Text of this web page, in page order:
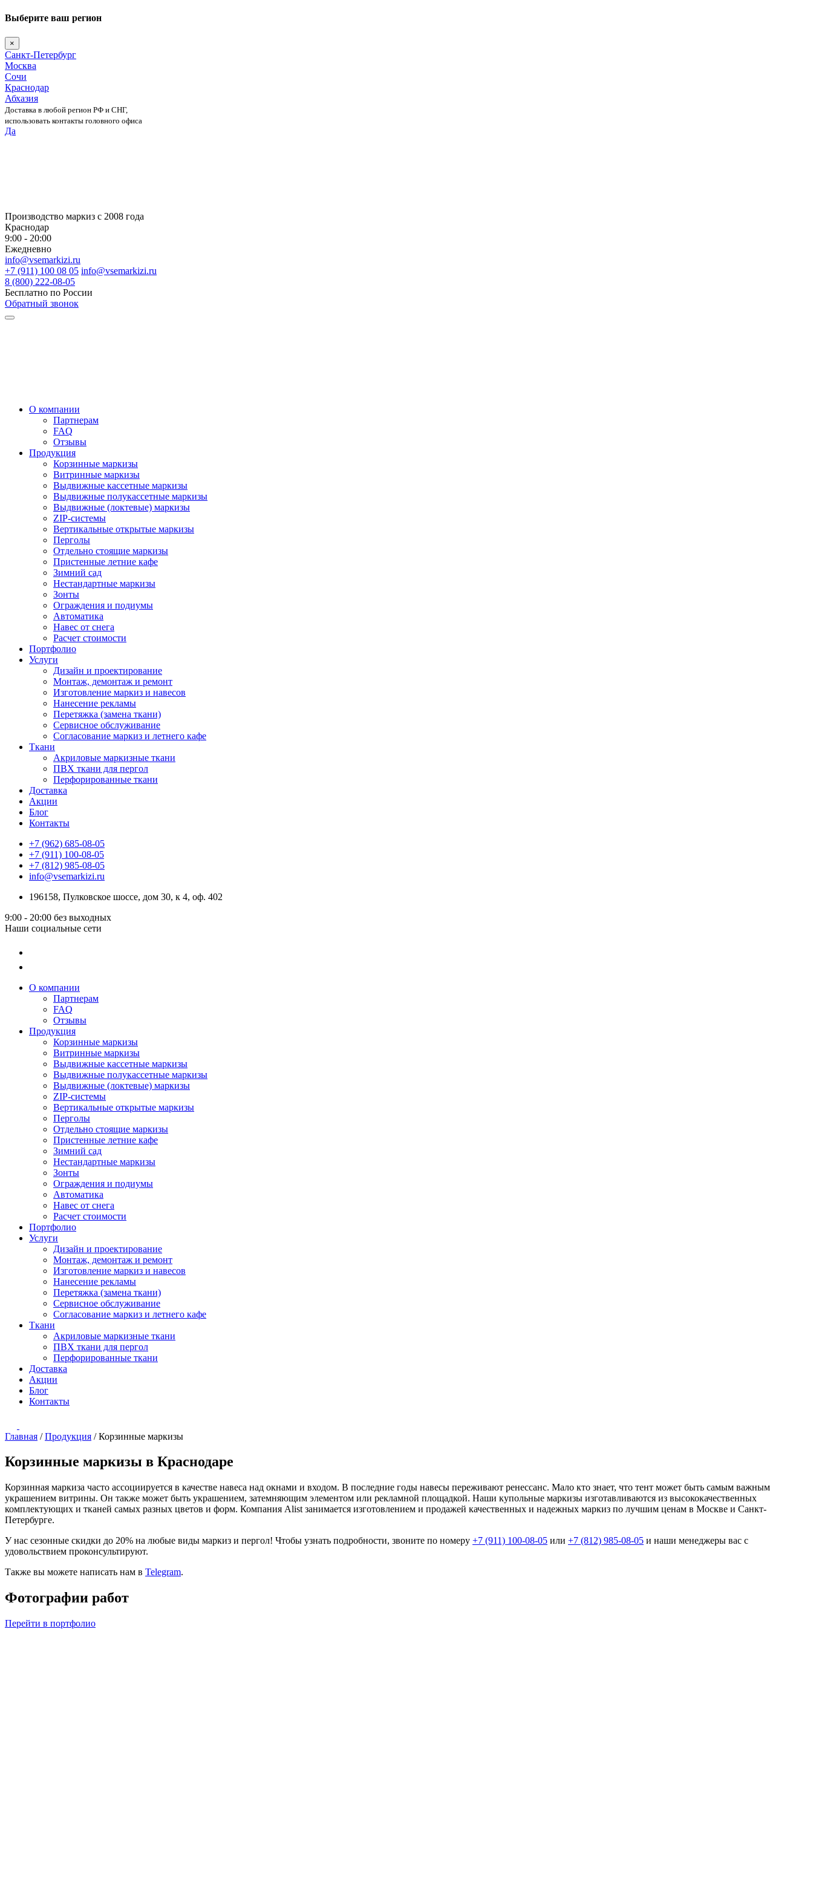
Выберите ваш регион
×
Санкт-Петербург
Москва
Сочи
Краснодар
Абхазия
Доставка в любой регион РФ и СНГ,
использовать контакты головного офиса
Да
Производство маркиз с 2008 года
Краснодар
9:00 - 20:00
Ежедневно
info@vsemarkizi.ru
+7 (911) 100 08 05 info@vsemarkizi.ru
8 (800) 222-08-05
Бесплатно по России
Обратный звонок
О компании
Партнерам
FAQ
Отзывы
Продукция
Корзинные маркизы
Витринные маркизы
Выдвижные кассетные маркизы
Выдвижные полукассетные маркизы
Выдвижные (локтевые) маркизы
ZIP-системы
Вертикальные открытые маркизы
Перголы
Отдельно стоящие маркизы
Пристенные летние кафе
Зимний сад
Нестандартные маркизы
Зонты
Ограждения и подиумы
Автоматика
Навес от снега
Расчет стоимости
Портфолио
Услуги
Дизайн и проектирование
Монтаж, демонтаж и ремонт
Изготовление маркиз и навесов
Нанесение рекламы
Перетяжка (замена ткани)
Сервисное обслуживание
Согласование маркиз и летнего кафе
Ткани
Акриловые маркизные ткани
ПВХ ткани для пергол
Перфорированные ткани
Доставка
Акции
Блог
Контакты
+7 (962) 685-08-05
+7 (911) 100-08-05
+7 (812) 985-08-05
info@vsemarkizi.ru
196158, Пулковское шоссе, дом 30, к 4, оф. 402
9:00 - 20:00 без выходных
Наши социальные сети
О компании
Партнерам
FAQ
Отзывы
Продукция
Корзинные маркизы
Витринные маркизы
Выдвижные кассетные маркизы
Выдвижные полукассетные маркизы
Выдвижные (локтевые) маркизы
ZIP-системы
Вертикальные открытые маркизы
Перголы
Отдельно стоящие маркизы
Пристенные летние кафе
Зимний сад
Нестандартные маркизы
Зонты
Ограждения и подиумы
Автоматика
Навес от снега
Расчет стоимости
Портфолио
Услуги
Дизайн и проектирование
Монтаж, демонтаж и ремонт
Изготовление маркиз и навесов
Нанесение рекламы
Перетяжка (замена ткани)
Сервисное обслуживание
Согласование маркиз и летнего кафе
Ткани
Акриловые маркизные ткани
ПВХ ткани для пергол
Перфорированные ткани
Доставка
Акции
Блог
Контакты
Главная /Продукция /Корзинные маркизы
Корзинные маркизы в Краснодаре
Корзинная маркиза часто ассоциируется в качестве навеса над окнами и входом. В последние годы навесы переживают ренессанс. Мало кто знает, что тент может быть самым важным
украшением витрины. Он также может быть украшением, затемняющим элементом или рекламной площадкой. Наши купольные маркизы изготавливаются из высококачественных
комплектующих и тканей самых разных цветов и форм. Компания Alist занимается изготовлением и продажей качественных и надежных маркиз по лучшим ценам в Москве и Санкт-
Петербурге.
У нас сезонные скидки до 20% на любые виды маркиз и пергол! Чтобы узнать подробности, звоните по номеру +7 (911) 100-08-05 или +7 (812) 985-08-05 и наши менеджеры вас с
удовольствием проконсультируют.
Также вы можете написать нам в Telegram.
Фотографии работ
Перейти в портфолио